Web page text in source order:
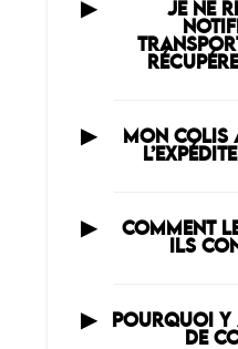
JE NE
MON COLIS
COMMENT
ILS
POURQUOI
DE